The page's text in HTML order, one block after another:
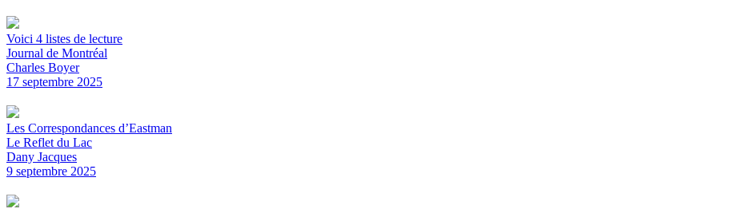
Voici 4 listes de lecture
Journal de Montréal
Charles Boyer
17 septembre 2025
Les Correspondances d’Eastman
Le Reflet du Lac
Dany Jacques
9 septembre 2025